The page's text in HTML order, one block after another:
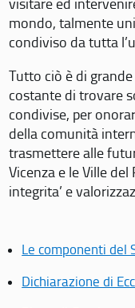
visitare ed
mondo, talmente
condiviso da tutta
Tutto ciò è di
costante di trovare
condivise, per
della comunità
trasmettere alle
Vicenza e le Ville
integrita’ e
Le componenti del
Dichiarazione di